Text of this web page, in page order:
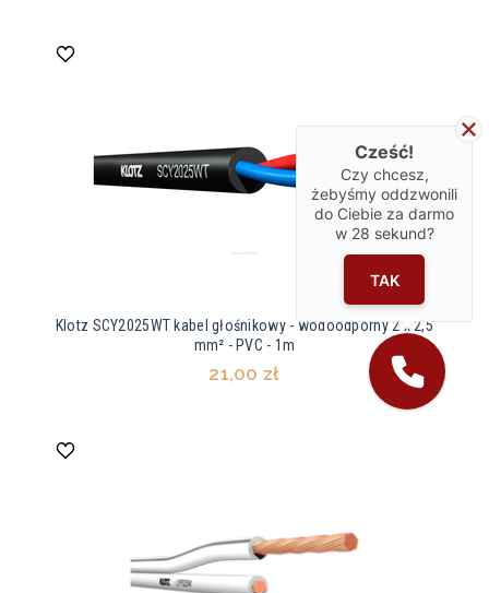
Klotz SCY2025WT kabel głośnikowy - wodoodporny 2 x 2,5
mm² - PVC - 1m
21,00 zł
Cześć!
Czy chcesz,
żebyśmy oddzwonili
do Ciebie za darmo
w 28 sekund?
TAK